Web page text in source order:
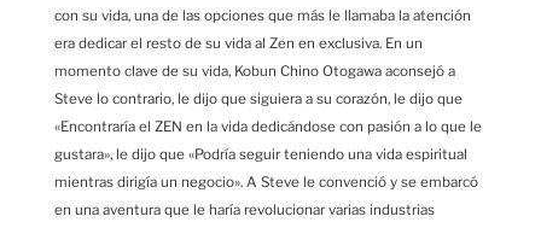
con su vida, una de las opciones que más le llamaba la atención
era dedicar el resto de su vida al Zen en exclusiva. En un
momento clave de su vida, Kobun Chino Otogawa aconsejó a
Steve lo contrario, le dijo que siguiera a su corazón, le dijo que
«Encontraría el ZEN en la vida dedicándose con pasión a lo que le
gustara», le dijo que «Podría seguir teniendo una vida espiritual
mientras dirigía un negocio». A Steve le convenció y se embarcó
en una aventura que le haría revolucionar varias industrias